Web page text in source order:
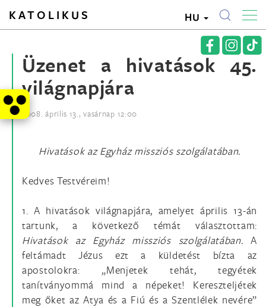
KATOLIKUS HU
Üzenet a hivatások 45.
világnapjára
2008. április 13., vasárnap 12:00
Hivatások az Egyház missziós szolgálatában.
Kedves Testvéreim!
1. A hivatások világnapjára, amelyet április 13-án
tartunk, a következő témát választottam:
Hivatások az Egyház missziós szolgálatában.A
feltámadt Jézus ezt a küldetést bízta az
apostolokra: „Menjetek tehát, tegyétek
tanítványommá mind a népeket! Kereszteljétek
meg őket az Atya és a Fiú és a Szentlélek nevére”